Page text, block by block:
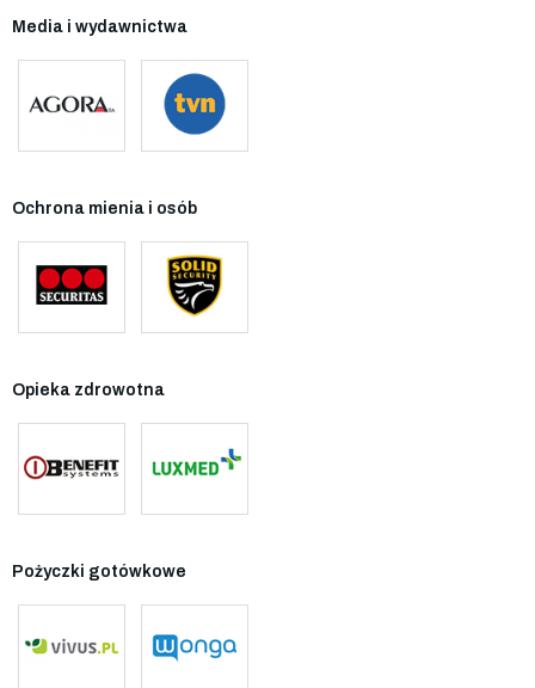
Media i wydawnictwa
Ochrona mienia i osób
Opieka zdrowotna
Pożyczki gotówkowe